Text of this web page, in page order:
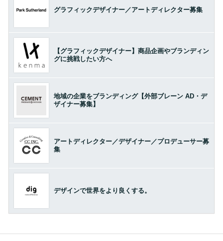
グラフィックデザイナー／アートディレクター募集
【グラフィックデザイナー】商品企画やブランディン
グに挑戦したい方へ
地域の企業をブランディング【外部ブレーン AD・デ
ザイナー募集】
アートディレクター／デザイナー／プロデューサー募
集
デザインで世界をより良くする。